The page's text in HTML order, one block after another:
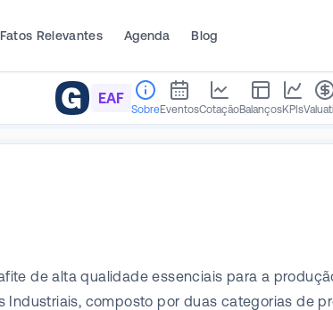
Fatos Relevantes Agenda Blog
EAF
SobreEventosCotaçãoBalançosKPIs
de alta qualidade essenciais para a
composto por duas categorias de